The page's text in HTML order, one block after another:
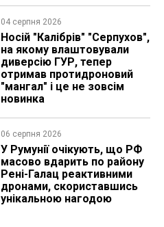
04 серпня 2026
Носій "Калібрів" "Серпухов",
на якому влаштовували
диверсію ГУР, тепер
отримав протидроновий
"мангал" і це не зовсім
новинка
06 серпня 2026
У Румунії очікують, що РФ
масово вдарить по району
Рені-Галац реактивними
дронами, скориставшись
унікальною нагодою